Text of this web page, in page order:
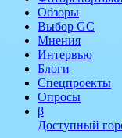
Обзоры
Выбор GC
Мнения
Интервью
Блоги
Спецпроекты
Опросы
β
Доступный